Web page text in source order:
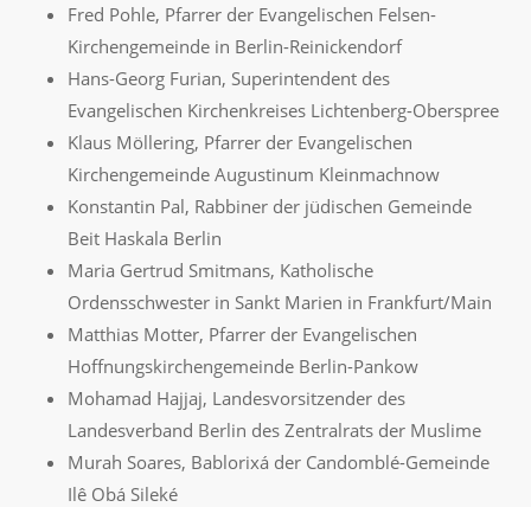
Fred Pohle, Pfarrer der Evangelischen Felsen-
Kirchengemeinde in Berlin-Reinickendorf
Hans-Georg Furian, Superintendent des
Evangelischen Kirchenkreises Lichtenberg-Oberspree
Klaus Möllering, Pfarrer der Evangelischen
Kirchengemeinde Augustinum Kleinmachnow
Konstantin Pal, Rabbiner der jüdischen Gemeinde
Beit Haskala Berlin
Maria Gertrud Smitmans, Katholische
Ordensschwester in Sankt Marien in Frankfurt/Main
Matthias Motter, Pfarrer der Evangelischen
Hoffnungskirchengemeinde Berlin-Pankow
Mohamad Hajjaj, Landesvorsitzender des
Landesverband Berlin des Zentralrats der Muslime
Murah Soares, Bablorixá der Candomblé-Gemeinde
Ilê Obá Sileké